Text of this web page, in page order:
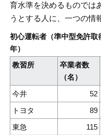
育水準を決めるものでは
うとする人に、一つの情
初心運転者（準中型免許
年）
教習所
卒業者数
（名）
今井
52
トヨタ
89
東急
115